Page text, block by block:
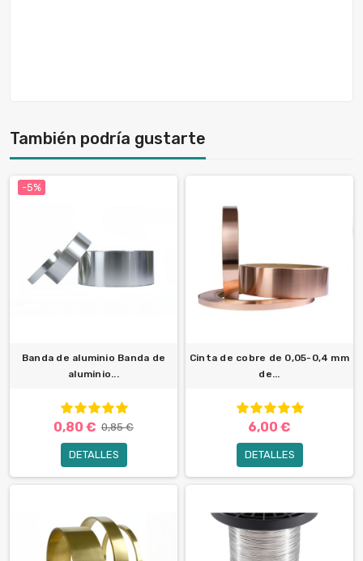
También podría gustarte
-5%
Banda de aluminio Banda de
aluminio...
0,80 € 0,85 €
DETALLES
Cinta de cobre de 0,05-0,4 mm
de...
6,00 €
DETALLES